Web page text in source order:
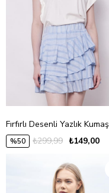
%50 ₺149,00
₺299,99